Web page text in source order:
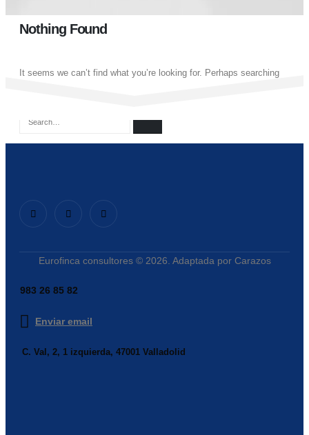
Nothing Found
It seems we can’t find what you’re looking for. Perhaps searching
Eurofinca consultores © 2026. Adaptada por Carazos
983 26 85 82
Enviar email
C. Val, 2, 1 izquierda, 47001 Valladolid